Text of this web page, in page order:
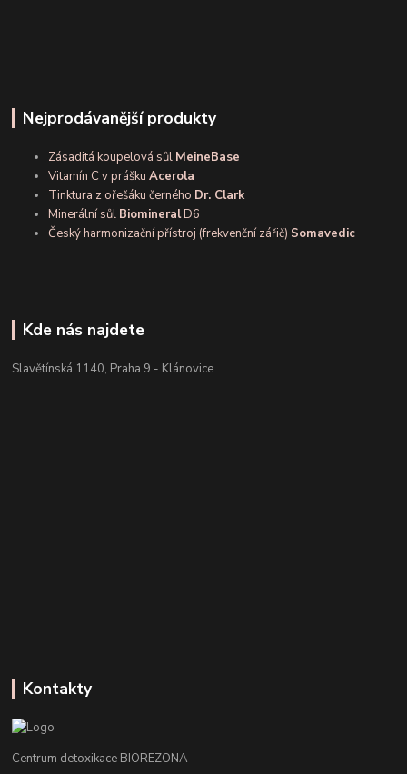
Nejprodávanější produkty
Zásaditá koupelová sůl MeineBase
Vitamín C v práškuAcerola
Tinktura z ořešáku černého Dr. Clark
Minerální sůl BiomineralD6
Český harmonizační přístroj (frekvenční zářič) Somavedic
Kde nás najdete
Slavětínská 1140, Praha 9 - Klánovice
Kontakty
Centrum detoxikace BIOREZONA